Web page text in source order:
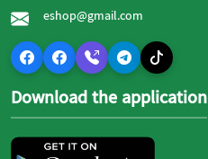
eshop@gmail.com
Download the application